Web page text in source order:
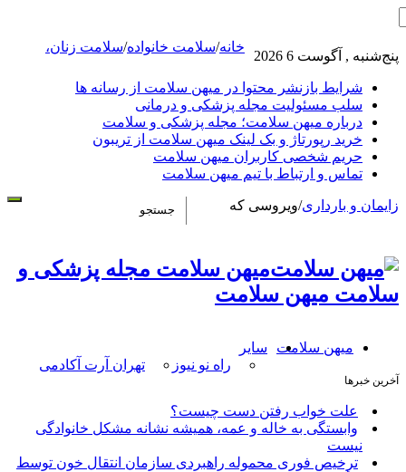
پنج‌شنبه , آگوست 6 2026
شرایط بازنشر محتوا در میهن سلامت از رسانه ها
سلب مسئولیت مجله پزشکی و درمانی
درباره میهن سلامت؛ مجله پزشکی و سلامت
خرید رپورتاژ و بک لینک میهن سلامت از تریبون
حریم شخصی کاربران میهن سلامت
تماس و ارتباط با تیم میهن سلامت
میهن سلامت مجله پزشکی و
سلامت میهن سلامت
میهن سلامت
سایر
راه نو نیوز
تهران آرت آکادمی
آخرین خبرها
علت خواب رفتن دست چیست؟
وابستگی به خاله و عمه، همیشه نشانه مشکل خانوادگی
نیست
ترخیص فوری محموله راهبردی سازمان انتقال خون توسط
خانه/سلامت خانواده/سلامت زنان،
زایمان و بارداری/ویروسی که